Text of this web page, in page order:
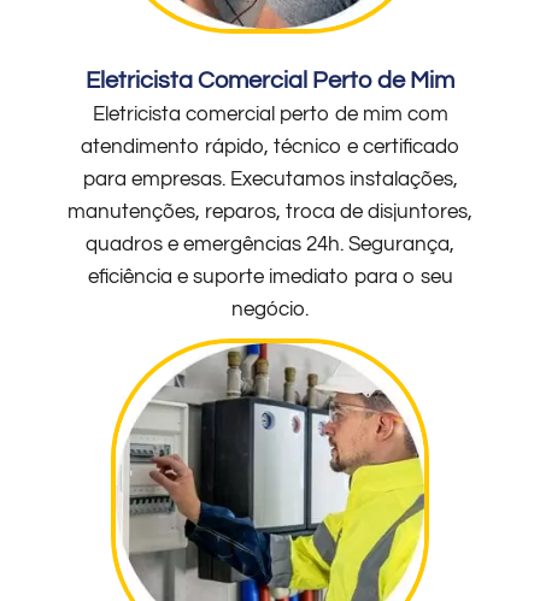
Eletricista Comercial Perto de Mim
Eletricista comercial perto de mim com
atendimento rápido, técnico e certificado
para empresas. Executamos instalações,
manutenções, reparos, troca de disjuntores,
quadros e emergências 24h. Segurança,
eficiência e suporte imediato para o seu
negócio.